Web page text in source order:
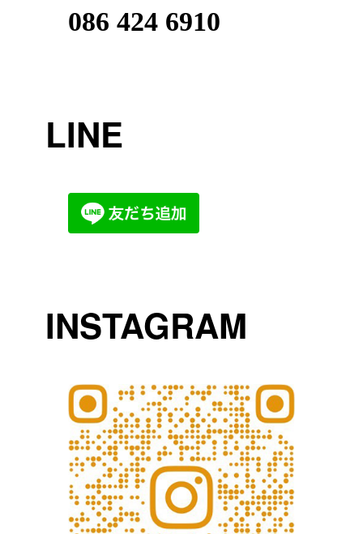
086 424 6910
LINE
INSTAGRAM